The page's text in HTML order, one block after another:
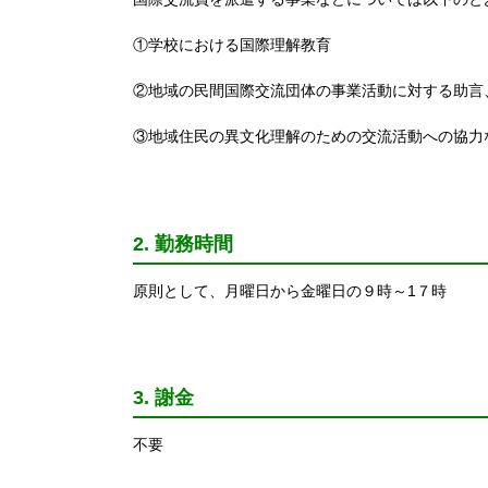
①学校における国際理解教育
②地域の民間国際交流団体の事業活動に対する助
③地域住民の異文化理解のための交流活動への協力
2. 勤務時間
原則として、月曜日から金曜日の９時～1７時
3. 謝金
不要